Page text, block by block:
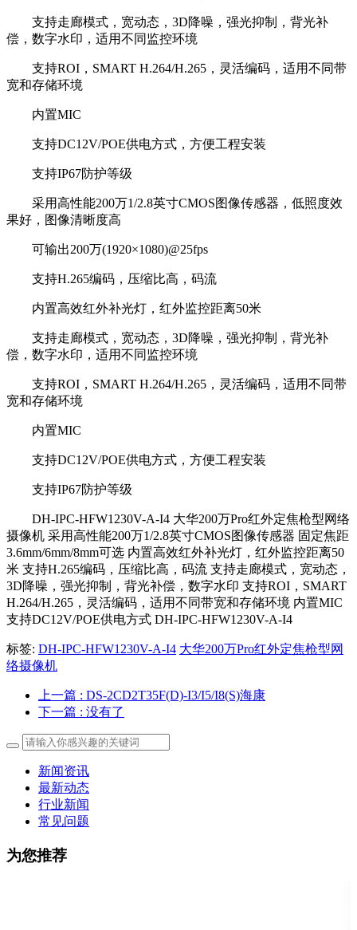
支持走廊模式，宽动态，3D降噪，强光抑制，背光补
偿，数字水印，适用不同监控环境
支持ROI，SMART H.264/H.265，灵活编码，适用不同带
宽和存储环境
内置MIC
支持DC12V/POE供电方式，方便工程安装
支持IP67防护等级
采用高性能200万1/2.8英寸CMOS图像传感器，低照度效
果好，图像清晰度高
可输出200万(1920×1080)@25fps
支持H.265编码，压缩比高，码流
内置高效红外补光灯，红外监控距离50米
支持走廊模式，宽动态，3D降噪，强光抑制，背光补
偿，数字水印，适用不同监控环境
支持ROI，SMART H.264/H.265，灵活编码，适用不同带
宽和存储环境
内置MIC
支持DC12V/POE供电方式，方便工程安装
支持IP67防护等级
DH-IPC-HFW1230V-A-I4 大华200万Pro红外定焦枪型网络
摄像机 采用高性能200万1/2.8英寸CMOS图像传感器 固定焦距
3.6mm/6mm/8mm可选 内置高效红外补光灯，红外监控距离50
米 支持H.265编码，压缩比高，码流 支持走廊模式，宽动态，
3D降噪，强光抑制，背光补偿，数字水印 支持ROI，SMART
H.264/H.265，灵活编码，适用不同带宽和存储环境 内置MIC
支持DC12V/POE供电方式 DH-IPC-HFW1230V-A-I4
标签: DH-IPC-HFW1230V-A-I4 大华200万Pro红外定焦枪型网
络摄像机
上一篇 : DS-2CD2T35F(D)-I3/I5/I8(S)海康
下一篇 : 没有了
新闻资讯
最新动态
行业新闻
常见问题
为您推荐